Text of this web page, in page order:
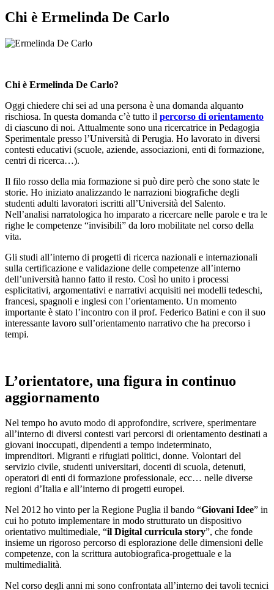
Chi è Ermelinda De Carlo
Chi è Ermelinda De Carlo?
Oggi chiedere chi sei ad una persona è una domanda alquanto
rischiosa. In questa domanda c’è tutto il percorso di orientamento
di ciascuno di noi. Attualmente sono una ricercatrice in Pedagogia
Sperimentale presso l’Università di Perugia. Ho lavorato in diversi
contesti educativi (scuole, aziende, associazioni, enti di formazione,
centri di ricerca…).
Il filo rosso della mia formazione si può dire però che sono state le
storie. Ho iniziato analizzando le narrazioni biografiche degli
studenti adulti lavoratori iscritti all’Università del Salento.
Nell’analisi narratologica ho imparato a ricercare nelle parole e tra le
righe le competenze “invisibili” da loro mobilitate nel corso della
vita.
Gli studi all’interno di progetti di ricerca nazionali e internazionali
sulla certificazione e validazione delle competenze all’interno
dell’università hanno fatto il resto. Così ho unito i processi
esplicitativi, argomentativi e narrativi acquisiti nei modelli tedeschi,
francesi, spagnoli e inglesi con l’orientamento. Un momento
importante è stato l’incontro con il prof. Federico Batini e con il suo
interessante lavoro sull’orientamento narrativo che ha precorso i
tempi.
L’orientatore, una figura in continuo
aggiornamento
Nel tempo ho avuto modo di approfondire, scrivere, sperimentare
all’interno di diversi contesti vari percorsi di orientamento destinati a
giovani inoccupati, dipendenti a tempo indeterminato,
imprenditori. Migranti e rifugiati politici, donne. Volontari del
servizio civile, studenti universitari, docenti di scuola, detenuti,
operatori di enti di formazione professionale, ecc… nelle diverse
regioni d’Italia e all’interno di progetti europei.
Nel 2012 ho vinto per la Regione Puglia il bando “Giovani Idee” in
cui ho potuto implementare in modo strutturato un dispositivo
orientativo multimediale, “il Digital curricula story”, che fonde
insieme un rigoroso percorso di esplorazione delle dimensioni delle
competenze, con la scrittura autobiografica-progettuale e la
multimedialità.
Nel corso degli anni mi sono confrontata all’interno dei tavoli tecnici